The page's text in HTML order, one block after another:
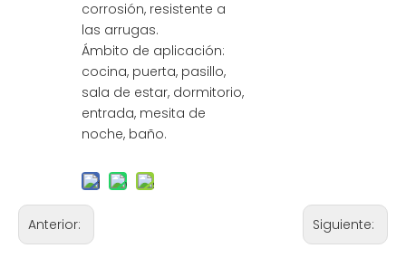
corrosión, resistente a
las arrugas.
Ámbito de aplicación:
cocina, puerta, pasillo,
sala de estar, dormitorio,
entrada, mesita de
noche, baño.
Anterior: Siguiente: